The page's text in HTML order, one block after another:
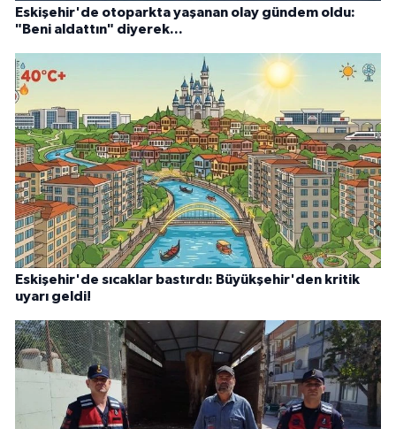
Eskişehir'de otoparkta yaşanan olay gündem oldu:
"Beni aldattın" diyerek...
Eskişehir'de sıcaklar bastırdı: Büyükşehir'den kritik
uyarı geldi!